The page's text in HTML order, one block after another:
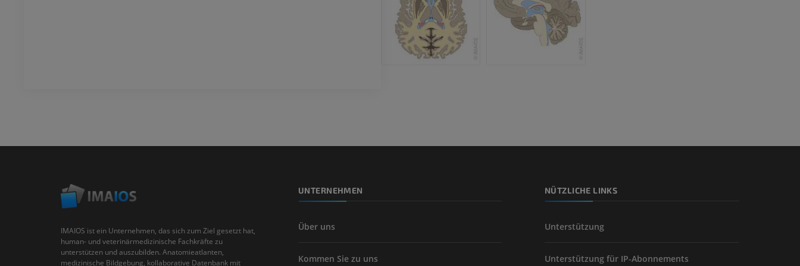
KOSTENLOS
Arteriografie der unteren
IMAIOS ist ein Unternehmen, das sich zum Ziel gesetzt hat,
human- und veterinärmedizinische Fachkräfte zu
unterstützen und auszubilden. Anatomieatlanten,
medizinische Bildgebung, kollaborative Datenbank mit
UNTERNEHMEN
Über uns
Kommen Sie zu uns
NÜTZLICHE LINKS
Unterstützung
Unterstützung für IP-Abonnements